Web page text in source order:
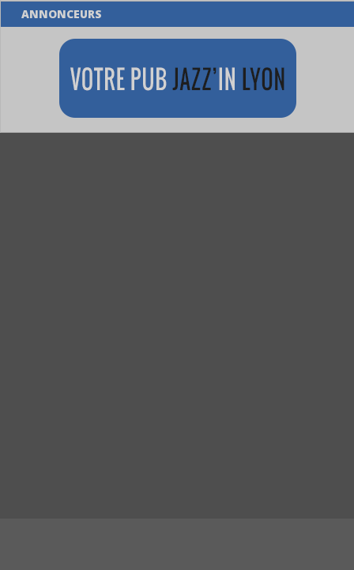
ANNONCEURS